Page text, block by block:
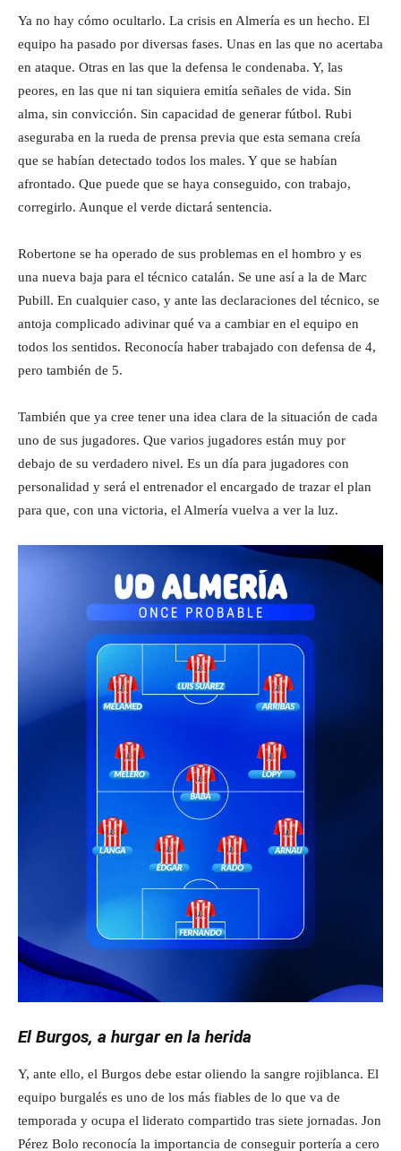
Ya no hay cómo ocultarlo. La crisis en Almería es un hecho. El
equipo ha pasado por diversas fases. Unas en las que no acertaba
en ataque. Otras en las que la defensa le condenaba. Y, las
peores, en las que ni tan siquiera emitía señales de vida. Sin
alma, sin convicción. Sin capacidad de generar fútbol. Rubi
aseguraba en la rueda de prensa previa que esta semana creía
que se habían detectado todos los males. Y que se habían
afrontado. Que puede que se haya conseguido, con trabajo,
corregirlo. Aunque el verde dictará sentencia.
Robertone se ha operado de sus problemas en el hombro y es
una nueva baja para el técnico catalán. Se une así a la de Marc
Pubill. En cualquier caso, y ante las declaraciones del técnico, se
antoja complicado adivinar qué va a cambiar en el equipo en
todos los sentidos. Reconocía haber trabajado con defensa de 4,
pero también de 5.
También que ya cree tener una idea clara de la situación de cada
uno de sus jugadores. Que varios jugadores están muy por
debajo de su verdadero nivel. Es un día para jugadores con
personalidad y será el entrenador el encargado de trazar el plan
para que, con una victoria, el Almería vuelva a ver la luz.
El Burgos, a hurgar en la herida
Y, ante ello, el Burgos debe estar oliendo la sangre rojiblanca. El
equipo burgalés es uno de los más fiables de lo que va de
temporada y ocupa el liderato compartido tras siete jornadas. Jon
Pérez Bolo reconocía la importancia de conseguir portería a cero